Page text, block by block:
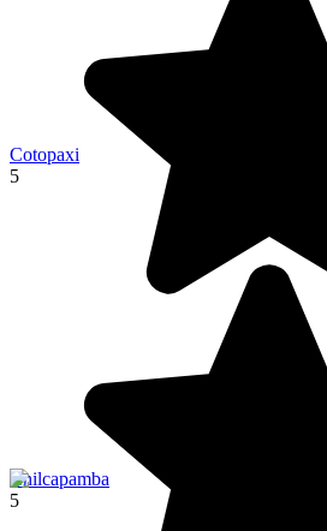
Cotopaxi
5
Chilcapamba
5